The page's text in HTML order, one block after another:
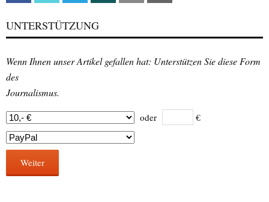
UNTERSTÜTZUNG
Wenn Ihnen unser Artikel gefallen hat: Unterstützen Sie diese Form
des
Journalismus.
oder €
Weiter